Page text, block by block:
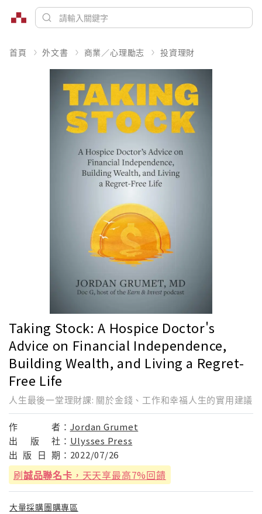
首頁 外文書 商業／心理勵志 投資理財
Taking Stock: A Hospice Doctor's
Advice on Financial Independence,
Building Wealth, and Living a Regret-
Free Life
人生最後一堂理財課: 關於金錢、工作和幸福人生的實用建議
作 者： Jordan Grumet
出
版 社： Ulysses Press
出 版 日 期： 2022/07/26
刷誠品聯名卡 ，天天享最高7%回饋
大量採購團購專區